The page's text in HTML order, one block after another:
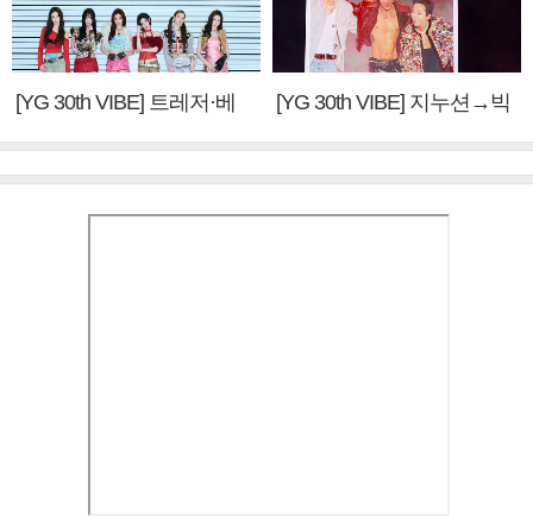
[YG 30th VIBE] 트레저·베
[YG 30th VIBE] 지누션→빅